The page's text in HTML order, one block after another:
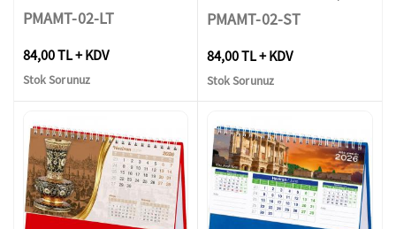
PMAMT-02-LT
84,00 TL + KDV
Stok Sorunuz
PMAMT-02-ST
84,00 TL + KDV
Stok Sorunuz